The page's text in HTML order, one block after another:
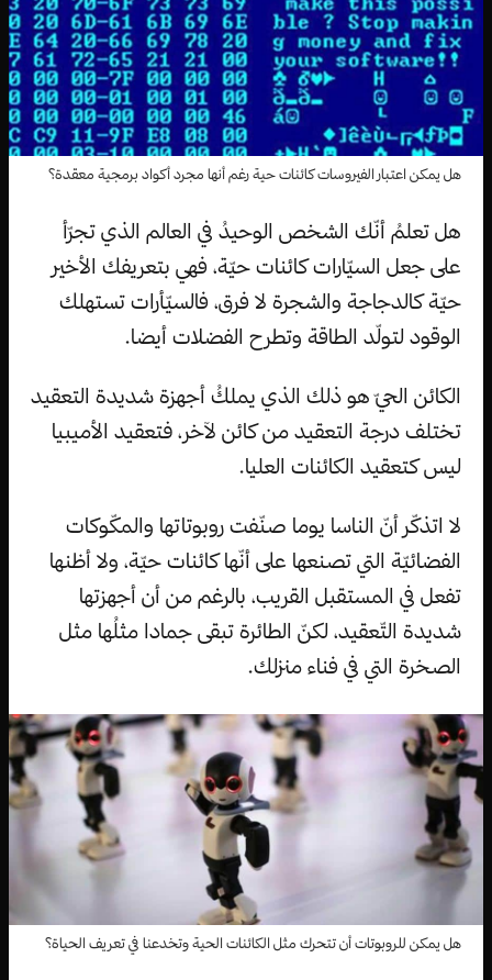
هل يمكن اعتبار الفيروسات كائنات حية رغم أنها مجرد أكواد برمجية معقدة؟
هل تعلمُ أنّك الشخص الوحيدُ في العالم الذي تجرّأ
على جعل السيّارات كائنات حيّة، فهي بتعريفك الأخير
حيّة كالدجاجة والشجرة لا فرق، فالسيّأرات تستهلك
الوقود لتولّد الطاقة وتطرح الفضلات أيضا.
الكائن الحيّ هو ذلك الذي يملكُ أجهزة شديدة التعقيد
تختلف درجة التعقيد من كائن لآخر، فتعقيد الأميبيا
ليس كتعقيد الكائنات العليا.
لا اتذكّر أنّ الناسا يوما صنّفت روبوتاتها والمكّوكات
الفضائيّة التي تصنعها على أنّها كائنات حيّة، ولا أظنها
تفعل في المستقبل القريب، بالرغم من أن أجهزتها
شديدة التّعقيد، لكنّ الطائرة تبقى جمادا مثلُها مثل
الصخرة التي في فناء منزلك.
هل يمكن للروبوتات أن تتحرك مثل الكائنات الحية وتخدعنا في تعريف الحياة؟